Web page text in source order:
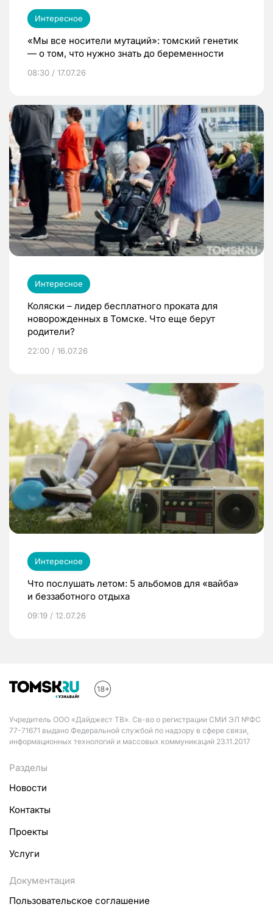
Интересное
«Мы все носители мутаций»: томский генетик
— о том, что нужно знать до беременности
08:30 / 17.07.26
Интересное
Коляски – лидер бесплатного проката для
новорожденных в Томске. Что еще берут
родители?
22:00 / 16.07.26
Интересное
Что послушать летом: 5 альбомов для «вайба»
и беззаботного отдыха
09:19 / 12.07.26
Учредитель ООО «Дайджест ТВ». Св-во о регистрации СМИ ЭЛ №ФС
77-71671 выдано Федеральной службой по надзору в сфере связи,
информационных технологий и массовых коммуникаций 23.11.2017
Разделы
Новости
Контакты
Проекты
Услуги
Документация
Пользовательское соглашение